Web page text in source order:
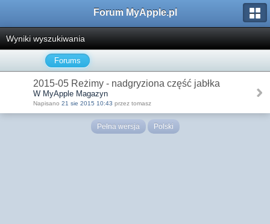
Forum MyApple.pl
Wyniki wyszukiwania
Forums
2015-05 Reżimy - nadgryziona część jabłka
W MyApple Magazyn
Napisano 21 sie 2015 10:43 przez tomasz
Pełna wersja Polski